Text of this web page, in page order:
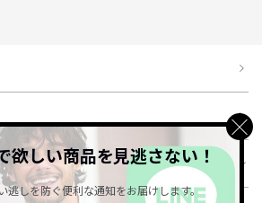
欲しい商品を見逃さない！
逃しを防ぐ便利な通知をお届けします。